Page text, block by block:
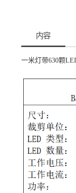
内容
一米灯带630颗